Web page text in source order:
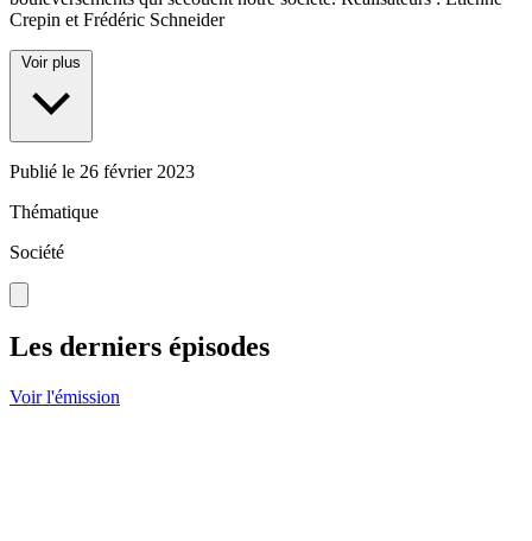
Crepin et Frédéric Schneider
Voir plus
Publié le 26 février 2023
Thématique
Société
Les derniers épisodes
Voir l'émission